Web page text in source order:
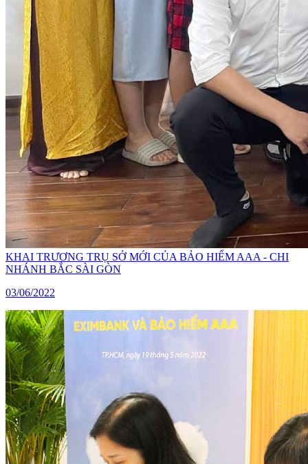
KHAI TRƯƠNG TRỤ SỞ MỚI CỦA BẢO HIỂM AAA - CHI
NHÁNH BẮC SÀI GÒN
03/06/2022